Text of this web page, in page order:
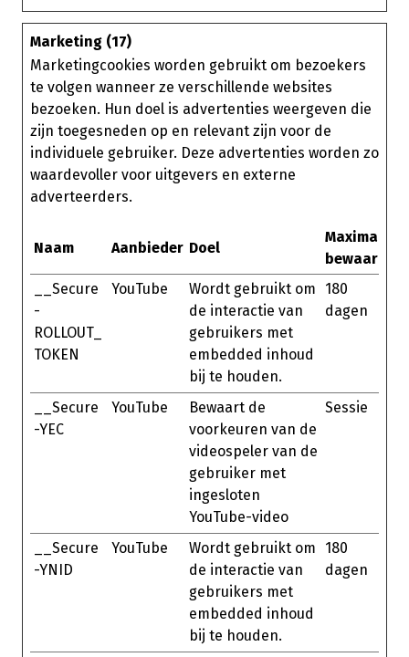
Marketing (17)
Marketingcookies worden gebruikt om bezoekers
te volgen wanneer ze verschillende websites
bezoeken. Hun doel is advertenties weergeven die
zijn toegesneden op en relevant zijn voor de
individuele gebruiker. Deze advertenties worden zo
waardevoller voor uitgevers en externe
adverteerders.
Naam Aanbieder Doel
Maximale
__Secure
-
ROLLOUT_
TOKEN
YouTube
Wordt gebruikt om
de interactie van
gebruikers met
embedded inhoud
bij te houden.
180
dagen
__Secure
-YEC
YouTube
Bewaart de
voorkeuren van de
videospeler van de
gebruiker met
ingesloten
YouTube-video
Sessie
__Secure
-YNID
YouTube
Wordt gebruikt om
de interactie van
gebruikers met
embedded inhoud
bij te houden.
180
dagen